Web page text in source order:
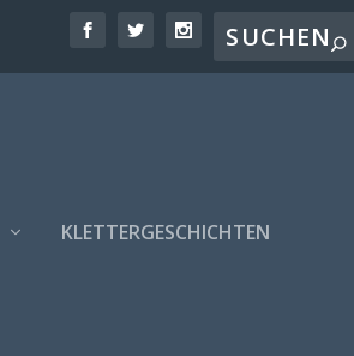
KLETTERGESCHICHTEN